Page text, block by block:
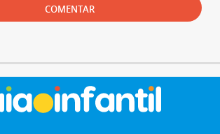
COMENTAR